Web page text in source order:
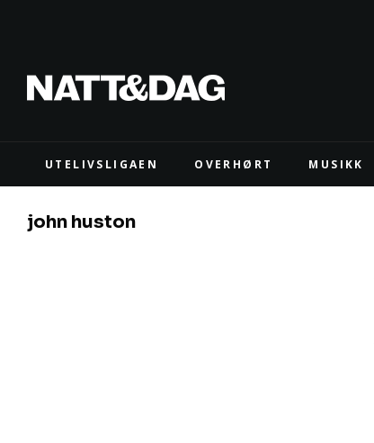
UTELIVSLIGAEN OVERHØRT MUSIKK
john huston